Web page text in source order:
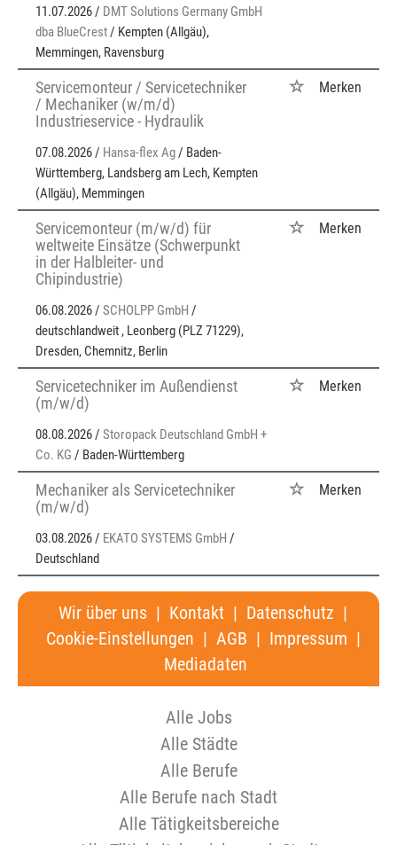
11.07.2026 / DMT Solutions Germany GmbH
dba BlueCrest/ Kempten (Allgäu),
Memmingen, Ravensburg
Servicemonteur / Servicetechniker
/ Mechaniker (w/m/d)
Industrieservice - Hydraulik
07.08.2026 / Hansa-flex Ag/ Baden-
Württemberg, Landsberg am Lech, Kempten
(Allgäu), Memmingen
Merken
Servicemonteur (m/w/d) für
weltweite Einsätze (Schwerpunkt
in der Halbleiter- und
Chipindustrie)
06.08.2026 / SCHOLPP GmbH /
deutschlandweit , Leonberg (PLZ 71229),
Dresden, Chemnitz, Berlin
Merken
Servicetechniker im Außendienst
(m/w/d)
08.08.2026 / Storopack Deutschland GmbH +
Co. KG / Baden-Württemberg
Merken
Mechaniker als Servicetechniker
(m/w/d)
03.08.2026 / EKATO SYSTEMS GmbH /
Deutschland
Merken
Wir über uns | Kontakt | Datenschutz |
Cookie-Einstellungen | AGB | Impressum |
Mediadaten
Alle Jobs
Alle Städte
Alle Berufe
Alle Berufe nach Stadt
Alle Tätigkeitsbereiche